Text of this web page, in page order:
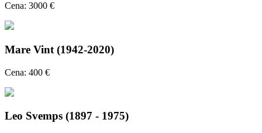
Cena: 3000 €
Mare Vint (1942-2020)
Cena: 400 €
Leo Svemps (1897 - 1975)